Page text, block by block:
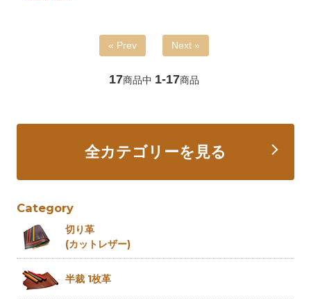
« Prev Next »
17商品中 1-17商品
全カテゴリーを見る
Category
切り革
(カットレザー)
半裁 1枚革